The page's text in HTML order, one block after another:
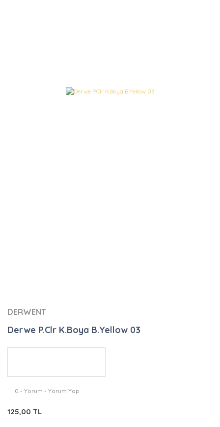
DERWENT
Derwe P.Clr K.Boya B.Yellow 03
0 - Yorum - Yorum Yap
125,00 TL